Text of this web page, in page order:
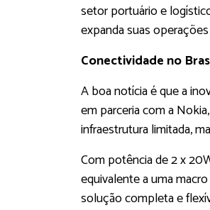
setor portuário e
expanda suas
Conectividade no
A boa notícia é que a
em parceria com a
infraestrutura limitada,
Com potência de 2 x
equivalente a uma
solução completa e